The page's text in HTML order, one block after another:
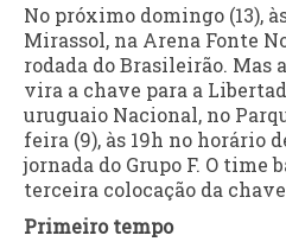
No próximo domingo (13),
Mirassol, na Arena Fonte
rodada do Brasileirão. Mas
vira a chave para a
uruguaio Nacional, no
feira (9), às 19h no horário
jornada do Grupo F. O time
terceira colocação da
Primeiro tempo